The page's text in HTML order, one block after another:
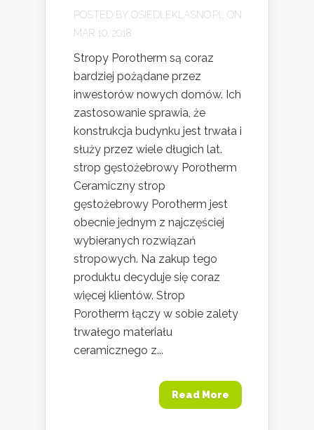
POSTED BY OSIEDLEKLASNO.PL ON
MAR 10, 2018
Stropy Porotherm są coraz
bardziej pożądane przez
inwestorów nowych domów. Ich
zastosowanie sprawia, że
konstrukcja budynku jest trwała i
służy przez wiele długich lat.
strop gęstożebrowy Porotherm
Ceramiczny strop
gęstożebrowy Porotherm jest
obecnie jednym z najczęściej
wybieranych rozwiązań
stropowych. Na zakup tego
produktu decyduje się coraz
więcej klientów. Strop
Porotherm łączy w sobie zalety
trwałego materiału
ceramicznego z...
Read More